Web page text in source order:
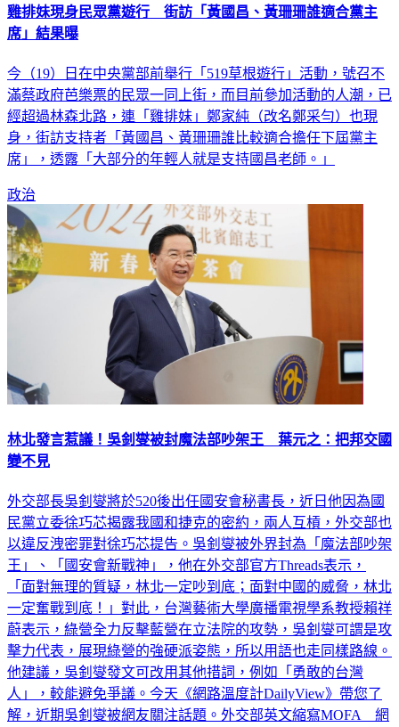
雞排妹現身民眾黨遊行 街訪「黃國昌、黃珊珊誰適合黨主
席」結果曝
今（19）日在中央黨部前舉行「519草根遊行」活動，號召不
滿蔡政府芭樂票的民眾一同上街，而目前參加活動的人潮，已
經超過林森北路，連「雞排妹」鄭家純（改名鄭采勻）也現
身，街訪支持者「黃國昌、黃珊珊誰比較適合擔任下屆黨主
席」，透露「大部分的年輕人就是支持國昌老師。」
政治
林北發言惹議！吳釗燮被封魔法部吵架王 葉元之：把邦交國
變不見
外交部長吳釗燮將於520後出任國安會秘書長，近日他因為國
民黨立委徐巧芯揭露我國和捷克的密約，兩人互槓，外交部也
以違反洩密罪對徐巧芯提告。吳釗燮被外界封為「魔法部吵架
王」、「國安會新戰神」，他在外交部官方Threads表示，
「面對無理的質疑，林北一定吵到底；面對中國的威脅，林北
一定奮戰到底！」對此，台灣藝術大學廣播電視學系教授賴祥
蔚表示，綠營全力反擊藍營在立法院的攻勢，吳釗燮可謂是攻
擊力代表，展現綠營的強硬派姿態，所以用語也走同樣路線。
他建議，吳釗燮發文可改用其他措詞，例如「勇敢的台灣
人」，較能避免爭議。今天《網路溫度計DailyView》帶您了
解，近期吳釗燮被網友關注話題。外交部英文縮寫MOFA 網